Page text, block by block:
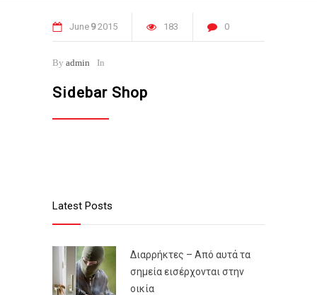
June 92015 183 0
By admin In
Sidebar Shop
Latest Posts
Διαρρήκτες – Από αυτά τα
σημεία εισέρχονται στην
οικία